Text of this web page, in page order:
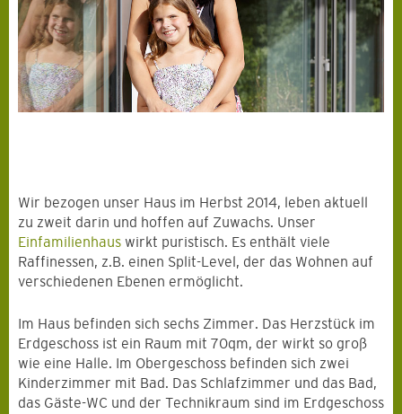
Wir bezogen unser Haus im Herbst 2014, leben aktuell
zu zweit darin und hoffen auf Zuwachs. Unser
Einfamilienhaus wirkt puristisch. Es enthält viele
Raffinessen, z.B. einen Split-Level, der das Wohnen auf
verschiedenen Ebenen ermöglicht.
Im Haus befinden sich sechs Zimmer. Das Herzstück im
Erdgeschoss ist ein Raum mit 70qm, der wirkt so groß
wie eine Halle. Im Obergeschoss befinden sich zwei
Kinderzimmer mit Bad. Das Schlafzimmer und das Bad,
das Gäste-WC und der Technikraum sind im Erdgeschoss